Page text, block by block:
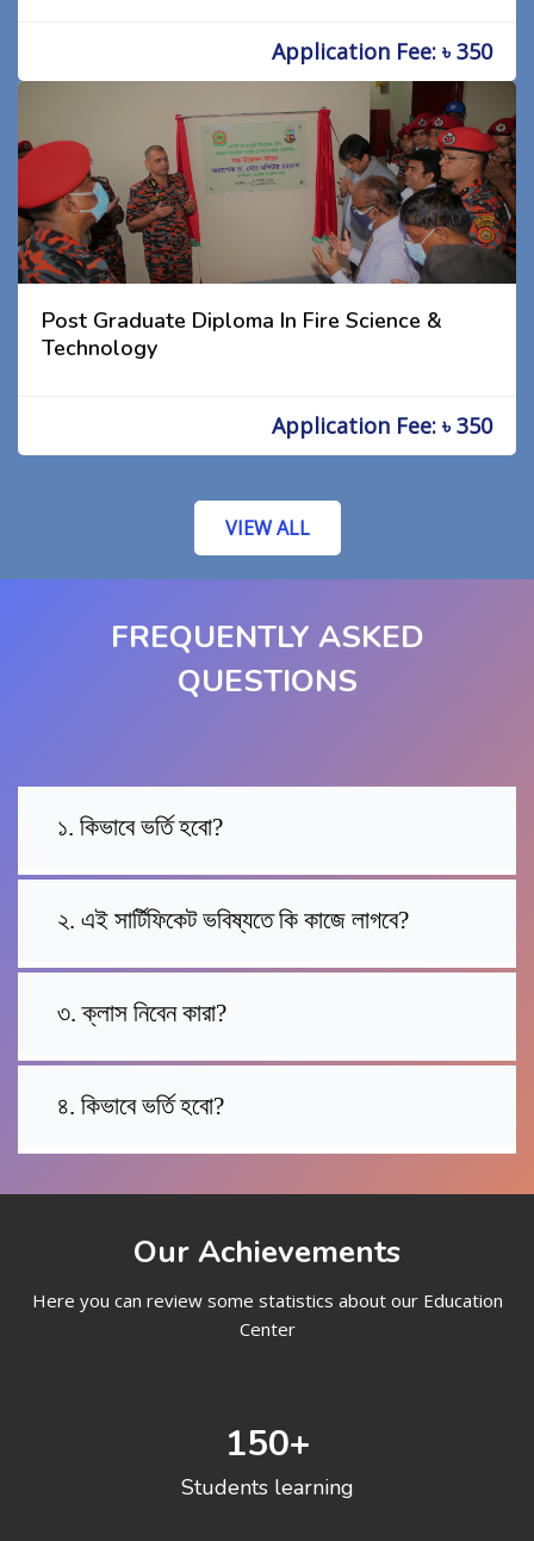
Application Fee: ৳ 350
Post Graduate Diploma In Fire Science &
Technology
Application Fee: ৳ 350
VIEW ALL
FREQUENTLY ASKED
QUESTIONS
১. কিভাবে ভর্তি হবো?
২. এই সার্টিফিকেট ভবিষ্যতে কি কাজে লাগবে?
৩. ক্লাস নিবেন কারা?
৪. কিভাবে ভর্তি হবো?
Our Achievements
Here you can review some statistics about our Education
Center
150+
Students learning